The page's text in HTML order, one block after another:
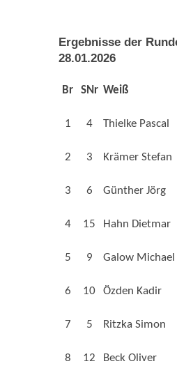
Ergebnisse der
28.01.2026
Br SNr Weiß
1 4 Thielke Pascal
2 3 Krämer Stefan
3 6 Günther Jörg
4 15 Hahn Dietmar
5 9 Galow Michael
6 10 Özden Kadir
7 5 Ritzka Simon
8 12 Beck Oliver